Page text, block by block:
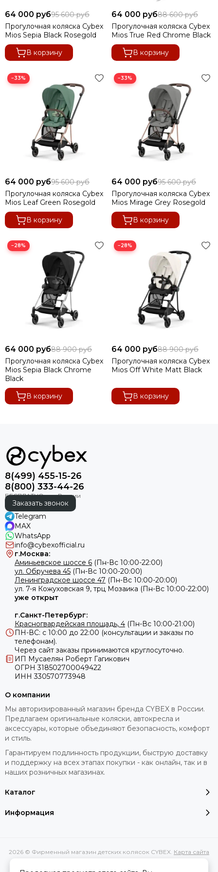
Коляски для двойни
64 000 руб95 600 руб
Прогулочная коляска Cybex
Mios Sepia Black Rosegold
В корзину
64 000 руб88 600 руб
Прогулочная коляска Cybex
Mios True Red Chrome Black
В корзину
−33%
64 000 руб95 600 руб
Прогулочная коляска Cybex
Mios Leaf Green Rosegold
В корзину
−33%
64 000 руб95 600 руб
Прогулочная коляска Cybex
Mios Mirage Grey Rosegold
В корзину
−28%
64 000 руб88 900 руб
Прогулочная коляска Cybex
Mios Sepia Black Chrome
Black
В корзину
−28%
64 000 руб88 900 руб
Прогулочная коляска Cybex
Mios Off White Matt Black
В корзину
8(499) 455-15-26
8(800) 333-44-26
Заказать звонок
Telegram
MAX
WhatsApp
info@cybexofficial.ru
г.Москва:
Аминьевское шоссе 6 (Пн-Вс 10:00-22:00)
ул. Обручева 45 (Пн-Вс 10:00-20:00)
Ленинградское шоссе 47 (Пн-Вс 10:00-20:00)
ул. 7-я Кожуховская 9, трц Мозаика (Пн-Вс 10:00-22:00)
уже открыт
г.Санкт-Петербург:
Красногвардейская площадь, 4 (Пн-Вс 10:00-21:00)
ПН-ВС: с 10:00 до 22:00 (консультации и заказы по
телефонам).
Через сайт заказы принимаются круглосуточно.
ИП Мусаелян Роберт Гагикович
ОГРН 318502700049422
ИНН 330570773948
Каталог
Информация
О компании
Мы авторизированный магазин бренда CYBEX в России.
Предлагаем оригинальные коляски, автокресла и
аксессуары, которые объединяют безопасность, комфорт
и стиль.
Гарантируем подлинность продукции, быструю доставку
и поддержку на всех этапах покупки - как онлайн, так и в
наших розничных магазинах.
2026 © Фирменный магазин детских колясок CYBEX. Карта сайта